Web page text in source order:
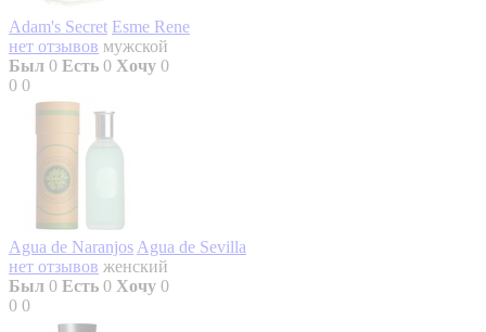
Adam's Secret Esme Rene
нет отзывов мужской
Был 0 Есть 0 Хочу 0
0 0
Agua de Naranjos Agua de Sevilla
нет отзывов женский
Был 0 Есть 0 Хочу 0
0 0